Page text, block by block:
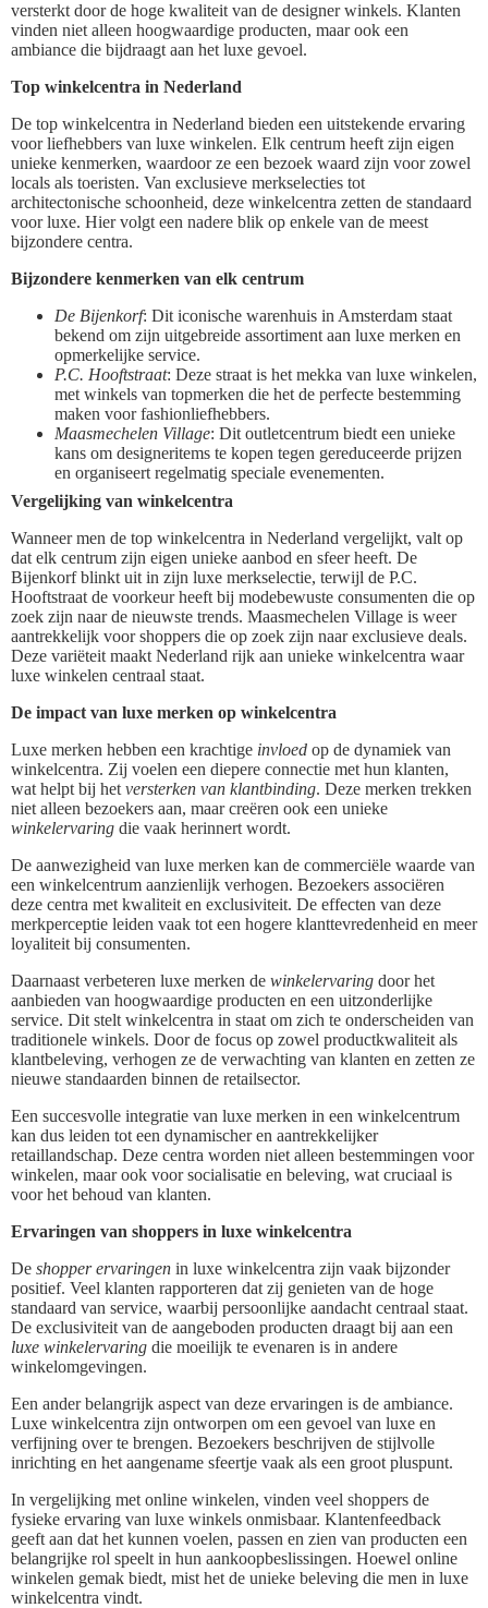
versterkt door de hoge kwaliteit van de designer winkels. Klanten
vinden niet alleen hoogwaardige producten, maar ook een
ambiance die bijdraagt aan het luxe gevoel.
Top winkelcentra in Nederland
De top winkelcentra in Nederland bieden een uitstekende ervaring
voor liefhebbers van luxe winkelen. Elk centrum heeft zijn eigen
unieke kenmerken, waardoor ze een bezoek waard zijn voor zowel
locals als toeristen. Van exclusieve merkselecties tot
architectonische schoonheid, deze winkelcentra zetten de standaard
voor luxe. Hier volgt een nadere blik op enkele van de meest
bijzondere centra.
Bijzondere kenmerken van elk centrum
De Bijenkorf: Dit iconische warenhuis in Amsterdam staat
bekend om zijn uitgebreide assortiment aan luxe merken en
opmerkelijke service.
P.C. Hooftstraat: Deze straat is het mekka van luxe winkelen,
met winkels van topmerken die het de perfecte bestemming
maken voor fashionliefhebbers.
Maasmechelen Village: Dit outletcentrum biedt een unieke
kans om designeritems te kopen tegen gereduceerde prijzen
en organiseert regelmatig speciale evenementen.
Vergelijking van winkelcentra
Wanneer men de top winkelcentra in Nederland vergelijkt, valt op
dat elk centrum zijn eigen unieke aanbod en sfeer heeft. De
Bijenkorf blinkt uit in zijn luxe merkselectie, terwijl de P.C.
Hooftstraat de voorkeur heeft bij modebewuste consumenten die op
zoek zijn naar de nieuwste trends. Maasmechelen Village is weer
aantrekkelijk voor shoppers die op zoek zijn naar exclusieve deals.
Deze variëteit maakt Nederland rijk aan unieke winkelcentra waar
luxe winkelen centraal staat.
De impact van luxe merken op winkelcentra
Luxe merken hebben een krachtige invloed op de dynamiek van
winkelcentra. Zij voelen een diepere connectie met hun klanten,
wat helpt bij het versterken van klantbinding. Deze merken trekken
niet alleen bezoekers aan, maar creëren ook een unieke
winkelervaring die vaak herinnert wordt.
De aanwezigheid van luxe merken kan de commerciële waarde van
een winkelcentrum aanzienlijk verhogen. Bezoekers associëren
deze centra met kwaliteit en exclusiviteit. De effecten van deze
merkperceptie leiden vaak tot een hogere klanttevredenheid en meer
loyaliteit bij consumenten.
Daarnaast verbeteren luxe merken de winkelervaring door het
aanbieden van hoogwaardige producten en een uitzonderlijke
service. Dit stelt winkelcentra in staat om zich te onderscheiden van
traditionele winkels. Door de focus op zowel productkwaliteit als
klantbeleving, verhogen ze de verwachting van klanten en zetten ze
nieuwe standaarden binnen de retailsector.
Een succesvolle integratie van luxe merken in een winkelcentrum
kan dus leiden tot een dynamischer en aantrekkelijker
retaillandschap. Deze centra worden niet alleen bestemmingen voor
winkelen, maar ook voor socialisatie en beleving, wat cruciaal is
voor het behoud van klanten.
Ervaringen van shoppers in luxe winkelcentra
De shopper ervaringen in luxe winkelcentra zijn vaak bijzonder
positief. Veel klanten rapporteren dat zij genieten van de hoge
standaard van service, waarbij persoonlijke aandacht centraal staat.
De exclusiviteit van de aangeboden producten draagt bij aan een
luxe winkelervaring die moeilijk te evenaren is in andere
winkelomgevingen.
Een ander belangrijk aspect van deze ervaringen is de ambiance.
Luxe winkelcentra zijn ontworpen om een gevoel van luxe en
verfijning over te brengen. Bezoekers beschrijven de stijlvolle
inrichting en het aangename sfeertje vaak als een groot pluspunt.
In vergelijking met online winkelen, vinden veel shoppers de
fysieke ervaring van luxe winkels onmisbaar. Klantenfeedback
geeft aan dat het kunnen voelen, passen en zien van producten een
belangrijke rol speelt in hun aankoopbeslissingen. Hoewel online
winkelen gemak biedt, mist het de unieke beleving die men in luxe
winkelcentra vindt.